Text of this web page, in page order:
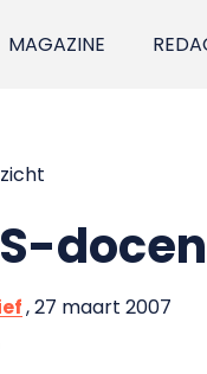
MAGAZINE
, 27 maart 2007